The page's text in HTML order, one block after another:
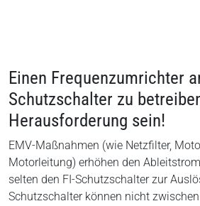
Einen Frequenzumrichter
Schutzschalter zu
Herausforderung sein!
EMV-Maßnahmen (wie Netzfilter,
Motorleitung) erhöhen den
selten den FI-Schutzschalter zur
Schutzschalter können nicht